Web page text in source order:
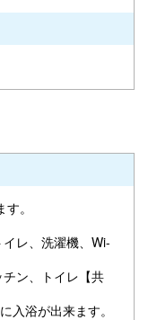
。
レ、洗濯機、Wi-
ン、トイレ【共
入浴が出来ます。